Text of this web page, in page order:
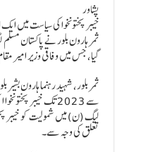
پشاور
خیبر پختونخوا کی سیاست میں
ثمر ہارون بلور نے پاکستان
گیا، جس میں وفاقی وزیر امیر
سے 2023 تک خیبر
لیگ (ن) میں شمولیت کو خیبر
تعلق کی وجہ سے۔